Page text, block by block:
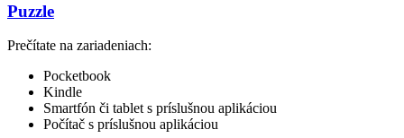
Puzzle
Prečítate na zariadeniach:
Pocketbook
Kindle
Smartfón či tablet s príslušnou aplikáciou
Počítač s príslušnou aplikáciou